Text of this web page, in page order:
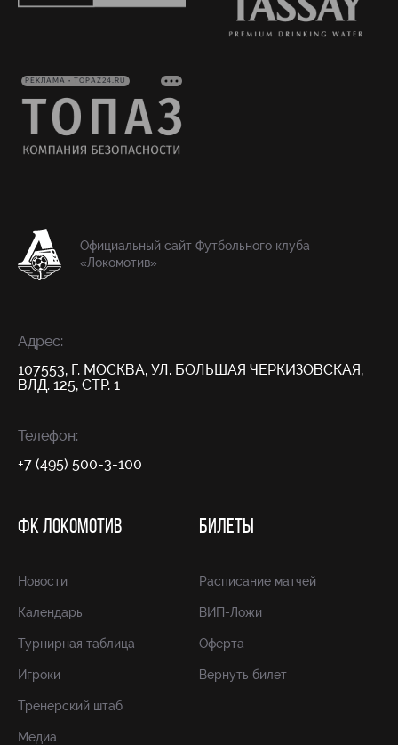
РЕКЛАМА • TOPAZ24.RU
Официальный сайт Футбольного клуба
«Локомотив»
Адрес:
107553, Г. МОСКВА, УЛ. БОЛЬШАЯ ЧЕРКИЗОВСКАЯ,
ВЛД. 125, СТР. 1
Телефон:
+7 (495) 500-3-100
ФК ЛОКОМОТИВ
Новости
Календарь
Турнирная таблица
Игроки
Тренерский штаб
Медиа
БИЛЕТЫ
Расписание матчей
ВИП-Ложи
Оферта
Вернуть билет